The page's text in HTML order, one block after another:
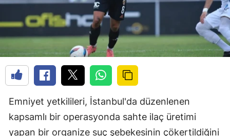
Emniyet yetkilileri, İstanbul'da düzenlenen
kapsamlı bir operasyonda sahte ilaç üretimi
yapan bir organize suç şebekesinin çökertildiğini